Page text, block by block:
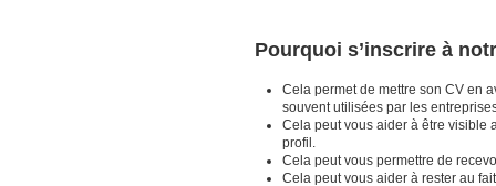
Pourquoi s’inscrire à
Cela permet de mettre son CV en
souvent utilisées par les
Cela peut vous aider à être visible
profil.
Cela peut vous permettre de
Cela peut vous aider à rester au